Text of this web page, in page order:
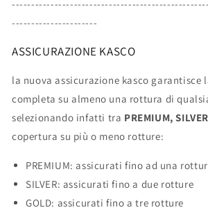
----------------------
ASSICURAZIONE KASCO
la nuova assicurazione kasco garantisce
completa su almeno una rottura di
selezionando infatti tra PREMIUM, SILVER
copertura su più o meno rotture:
PREMIUM: assicurati fino ad una
SILVER: assicurati fino a due rotture
GOLD: assicurati fino a tre rotture